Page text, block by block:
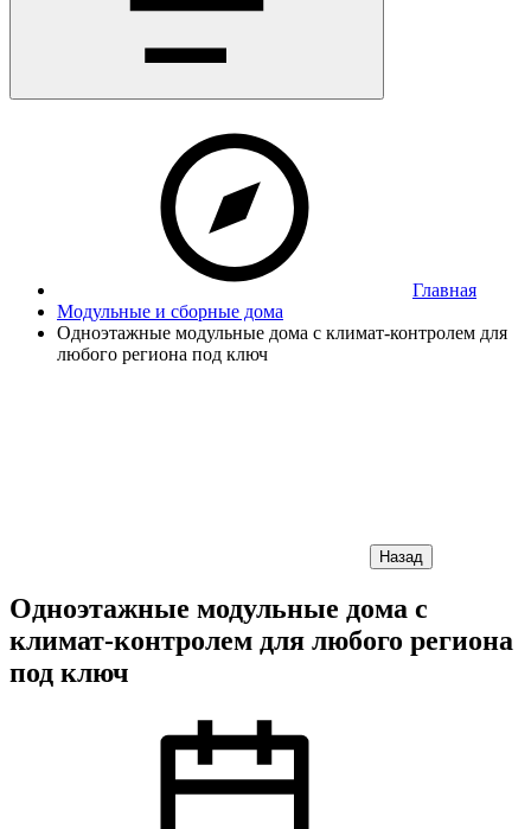
Главная
Модульные и сборные дома
Одноэтажные модульные дома с климат-контролем для
любого региона под ключ
Назад
Одноэтажные модульные дома с
климат-контролем для любого региона
под ключ